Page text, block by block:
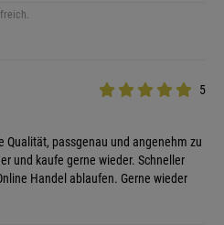
5
Qualität, passgenau und angenehm zu
und kaufe gerne wieder. Schneller
Handel ablaufen. Gerne wieder